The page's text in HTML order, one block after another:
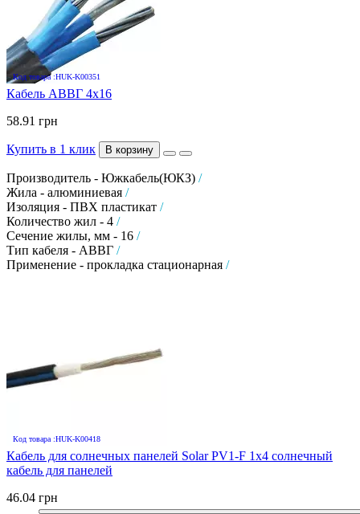
Код товара :HUK-K00351
Кабель АВВГ 4х16
58.91 грн
Купить в 1 клик В корзину
Производитель - Южкабель(ЮКЗ) /
Жила - алюминиевая /
Изоляция - ПВХ пластикат /
Количество жил - 4 /
Сечение жилы, мм - 16 /
Тип кабеля - АВВГ /
Применение - прокладка стационарная /
Код товара :HUK-K00418
Кабель для солнечных панелей Solar PV1-F 1х4 солнечный
кабель для панелей
46.04 грн